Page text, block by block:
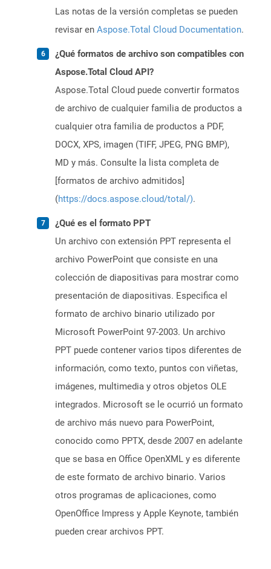
Las notas de la versión completas se pueden
revisar en Aspose.Total Cloud Documentation.
¿Qué formatos de archivo son compatibles con
Aspose.Total Cloud API?
Aspose.Total Cloud puede convertir formatos
de archivo de cualquier familia de productos a
cualquier otra familia de productos a PDF,
DOCX, XPS, imagen (TIFF, JPEG, PNG BMP),
MD y más. Consulte la lista completa de
[formatos de archivo admitidos]
(https://docs.aspose.cloud/total/).
¿Qué es el formato PPT
Un archivo con extensión PPT representa el
archivo PowerPoint que consiste en una
colección de diapositivas para mostrar como
presentación de diapositivas. Especifica el
formato de archivo binario utilizado por
Microsoft PowerPoint 97-2003. Un archivo
PPT puede contener varios tipos diferentes de
información, como texto, puntos con viñetas,
imágenes, multimedia y otros objetos OLE
integrados. Microsoft se le ocurrió un formato
de archivo más nuevo para PowerPoint,
conocido como PPTX, desde 2007 en adelante
que se basa en Office OpenXML y es diferente
de este formato de archivo binario. Varios
otros programas de aplicaciones, como
OpenOffice Impress y Apple Keynote, también
pueden crear archivos PPT.